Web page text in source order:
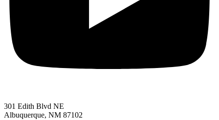
301 Edith Blvd NE
Albuquerque, NM 87102